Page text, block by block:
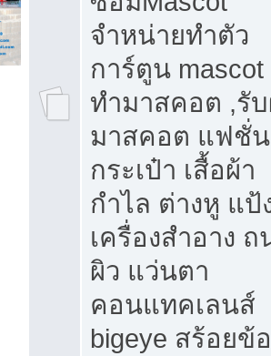
จำหน่ายทำตัว
การ์ตูน mascot
ทำมาสคอต ,รั
มาสคอต แฟชั่น
กระเป๋า เสื้อผ้า
กำไล ต่างหู แป้
เครื่องสำอาง
ผิว แว่นตา
คอนแทคเลนส์
bigeye สร้อยข้